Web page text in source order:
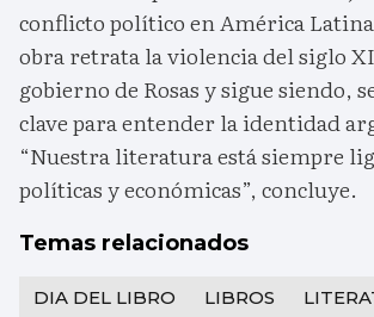
conflicto político en América
obra retrata la violencia del siglo
gobierno de Rosas y sigue siendo,
clave para entender la identidad
“Nuestra literatura está siempre
políticas y económicas”, concluye.
Temas relacionados
DIA DEL LIBRO LIBROS